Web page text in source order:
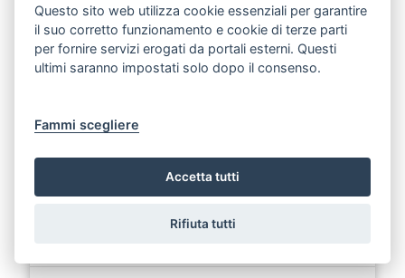
28 settembre 2005, n. 1337
Scarica Ascolta
Riapertura termini di scadenza di presentazione
disposto delle deliberazioni di Giunta Regionale n.
374, n. 375 e n. 376 del 15.03.2005 e conseguenti
determinazioni del Dirigente del Settore Turismo
n. 106, n. 107 e n. 108 del 23.05.2005.
Deliberazioni della Giunta regionale
Questo sito web utilizza cookie essenziali per garantire
il suo corretto funzionamento e cookie di terze parti
per fornire servizi erogati da portali esterni. Questi
ultimi saranno impostati solo dopo il consenso.
Fammi scegliere
Accetta tutti
Rifiuta tutti